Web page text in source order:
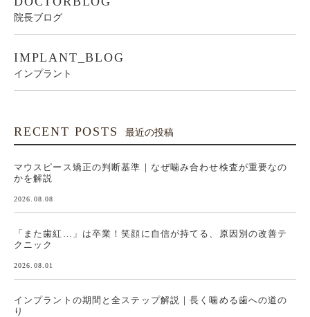
院長ブログ
IMPLANT_BLOG
インプラント
RECENT POSTS 最近の投稿
マウスピース矯正の判断基準｜なぜ噛み合わせ検査が重要なの
かを解説
2026.08.08
「また歯紅…」は卒業！笑顔に自信が持てる、原因別の改善テ
クニック
2026.08.01
インプラントの期間と全ステップ解説｜長く噛める歯への道の
り